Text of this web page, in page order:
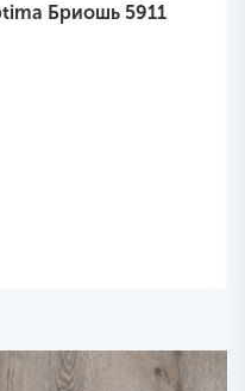
Бриошь 5911